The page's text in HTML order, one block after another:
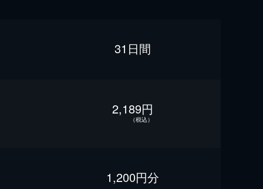
31日間
2,189円
（税込）
1,200円分